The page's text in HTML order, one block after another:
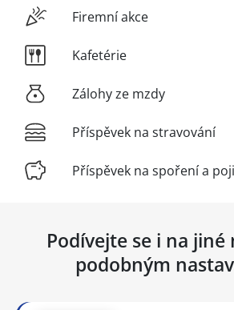
Firemní akce
Kafetérie
Zálohy ze mzdy
Příspěvek na stravování
Příspěvek na spoření a
Podívejte se i na jiné
podobným